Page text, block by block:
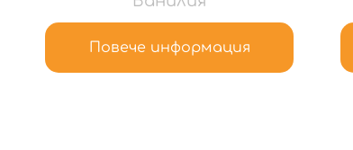
Повече информация